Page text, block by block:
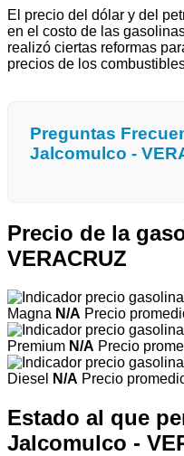
El precio del dólar y del
en el costo de las
realizó ciertas reformas
precios de los
Preguntas
Jalcomulco -
Precio de la
VERACRUZ
Magna N/A Precio
Premium N/A Precio
Diesel N/A Precio
Estado al que
Jalcomulco -